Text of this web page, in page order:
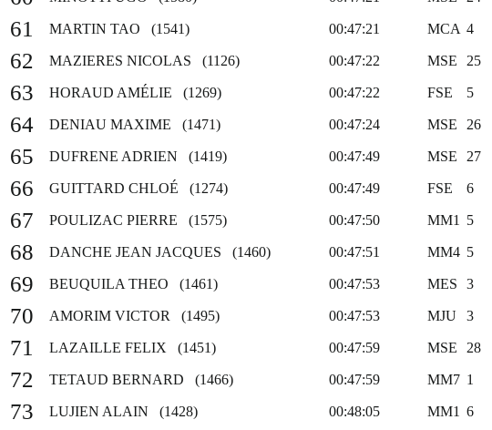
61 MARTIN TAO (1541) 00:47:21 MCA 4
62 MAZIERES NICOLAS (1126) 00:47:22 MSE 25
63 HORAUD AMÉLIE (1269) 00:47:22 FSE 5
64 DENIAU MAXIME (1471) 00:47:24 MSE 26
65 DUFRENE ADRIEN (1419) 00:47:49 MSE 27
66 GUITTARD CHLOÉ (1274) 00:47:49 FSE 6
67 POULIZAC PIERRE (1575) 00:47:50 MM1 5
68 DANCHE JEAN JACQUES (1460) 00:47:51 MM4 5
69 BEUQUILA THEO (1461) 00:47:53 MES 3
70 AMORIM VICTOR (1495) 00:47:53 MJU 3
71 LAZAILLE FELIX (1451) 00:47:59 MSE 28
72 TETAUD BERNARD (1466) 00:47:59 MM7 1
73 LUJIEN ALAIN (1428) 00:48:05 MM1 6